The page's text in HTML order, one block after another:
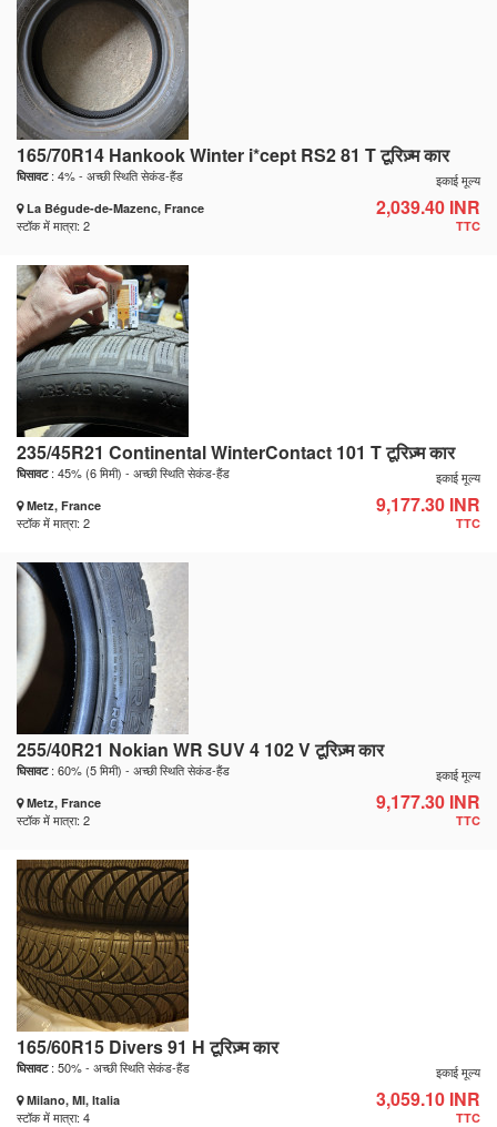
165/70R14 Hankook Winter i*cept RS2 81 T टूरिज़्म कार
घिसावट: 4% - अच्छी स्थिति सेकंड-हैंड
La Bégude-de-Mazenc, France
स्टॉक में मात्रा: 2
इकाई मूल्य
2,039.40 INR
TTC
235/45R21 Continental WinterContact 101 T टूरिज़्म कार
घिसावट: 45% (6 मिमी) - अच्छी स्थिति सेकंड-हैंड
Metz, France
स्टॉक में मात्रा: 2
इकाई मूल्य
9,177.30 INR
TTC
255/40R21 Nokian WR SUV 4 102 V टूरिज़्म कार
घिसावट: 60% (5 मिमी) - अच्छी स्थिति सेकंड-हैंड
Metz, France
स्टॉक में मात्रा: 2
इकाई मूल्य
9,177.30 INR
TTC
165/60R15 Divers 91 H टूरिज़्म कार
घिसावट: 50% - अच्छी स्थिति सेकंड-हैंड
Milano, MI, Italia
स्टॉक में मात्रा: 4
इकाई मूल्य
3,059.10 INR
TTC